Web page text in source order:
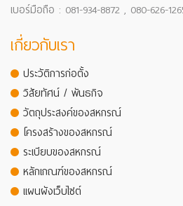
เบอร์มือถือ : 081-934-8872 , 080-626-
เกี่ยวกับเรา
ประวัติการก่อตั้ง
วิสัยทัศน์ / พันธกิจ
วัตถุประสงค์ของสหกรณ์
โครงสร้างของสหกรณ์
ระเบียบของสหกรณ์
หลักเกณฑ์ของสหกรณ์
แผนผังเว็บไซต์